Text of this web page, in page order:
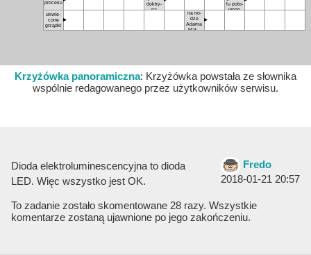
pro­ce­su
dok­try­
na
łu po­to­
we­go
ukwie­
co­ne
grząd­ki
na no­
dze
Ada­ma
Ma­ły­
Krzyżówka panoramiczna: Krzyżówka powstała ze słownika
wspólnie redagowanego przez użytkowników serwisu.
Fredo
2018-01-21 20:57
Dioda elektroluminescencyjna to dioda
LED. Więc wszystko jest OK.
To zadanie zostało skomentowane 28 razy. Wszystkie
komentarze zostaną ujawnione po jego zakończeniu.